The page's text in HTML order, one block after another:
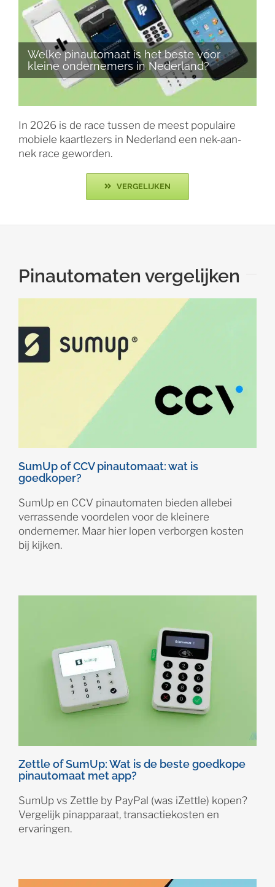
Welke pinautomaat is het beste voor
kleine ondernemers in Nederland?
In 2026 is de race tussen de meest populaire
mobiele kaartlezers in Nederland een nek-aan-
nek race geworden.
VERGELIJKEN
Pinautomaten vergelijken
SumUp of CCV pinautomaat: wat is
goedkoper?
SumUp en CCV pinautomaten bieden allebei
verrassende voordelen voor de kleinere
ondernemer. Maar hier lopen verborgen kosten
bij kijken.
Zettle of SumUp: Wat is de beste goedkope
pinautomaat met app?
SumUp vs Zettle by PayPal (was iZettle) kopen?
Vergelijk pinapparaat, transactiekosten en
ervaringen.